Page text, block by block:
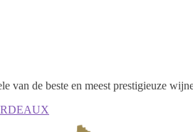
van de beste en meest prestigieuze